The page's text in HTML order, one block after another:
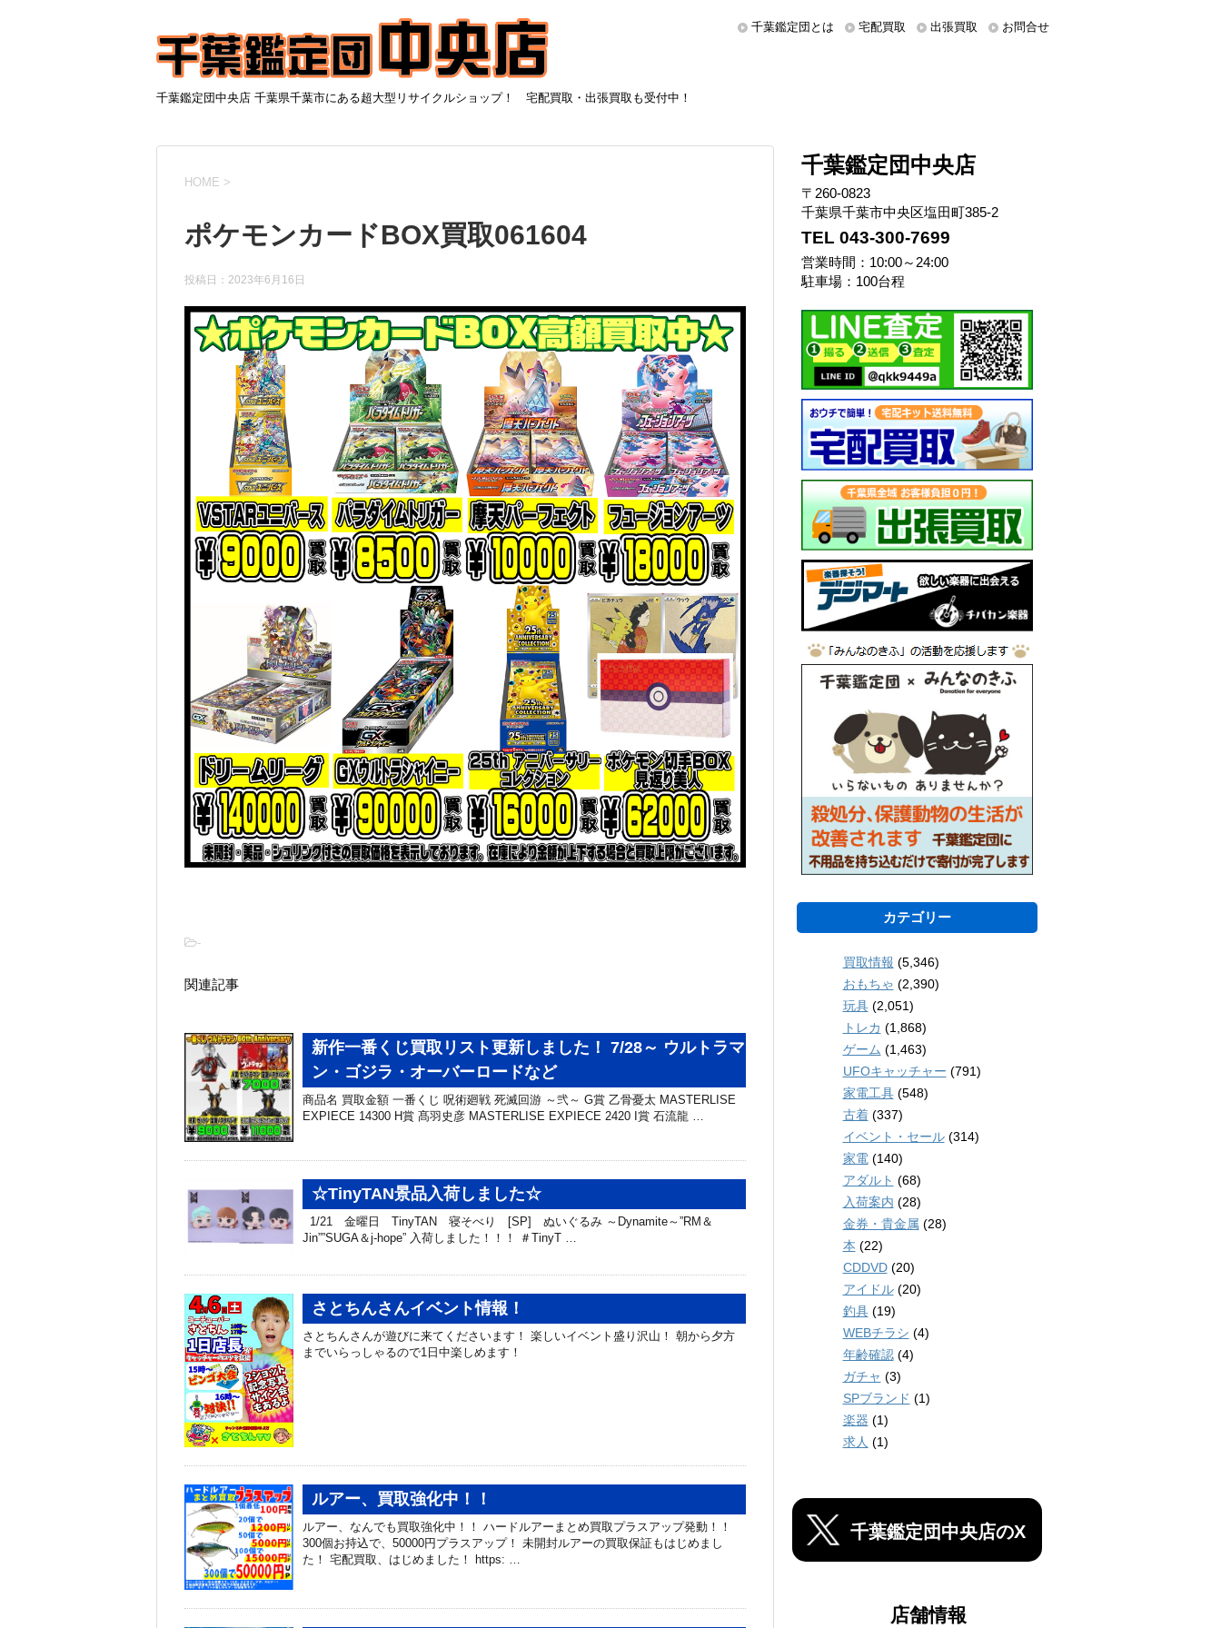
千葉鑑定団中央店 千葉県千葉市にある超大型リサイクルショップ！ 宅配買取・出張買取も受付中！
千葉鑑定団とは 宅配買取 出張買取 お問合せ
HOME >
ポケモンカードBOX買取061604
投稿日： 2023年6月16日
-
関連記事
新作一番くじ買取リスト更新しました！ 7/28～ ウルトラマ
ン・ゴジラ・オーバーロードなど
商品名 買取金額 一番くじ 呪術廻戦 死滅回游 ～弐～ G賞 乙骨憂太 MASTERLISE
EXPIECE 14300 H賞 髙羽史彦 MASTERLISE EXPIECE 2420 I賞 石流龍 …
☆TinyTAN景品入荷しました☆
1/21 金曜日 TinyTAN 寝そべり [SP] ぬいぐるみ ～Dynamite～”RM＆
Jin””SUGA＆j‐hope” 入荷しました！！！ ＃TinyT …
さとちんさんイベント情報！
さとちんさんが遊びに来てくださいます！ 楽しいイベント盛り沢山！ 朝から夕方
までいらっしゃるので1日中楽しめます！
ルアー、買取強化中！！
ルアー、なんでも買取強化中！！ ハードルアーまとめ買取プラスアップ発動！！
300個お持込で、50000円プラスアップ！ 未開封ルアーの買取保証もはじめまし
た！ 宅配買取、はじめました！ https: …
千葉鑑定団中央店
〒260-0823
千葉県千葉市中央区塩田町385-2
TEL 043-300-7699
営業時間：10:00～24:00
駐車場：100台程
カテゴリー
買取情報 (5,346)
おもちゃ (2,390)
玩具(2,051)
トレカ (1,868)
ゲーム (1,463)
UFOキャッチャー (791)
家電工具(548)
古着(337)
イベント・セール(314)
家電(140)
アダルト (68)
入荷案内 (28)
金券・貴金属 (28)
本 (22)
CDDVD(20)
アイドル(20)
釣具(19)
WEBチラシ (4)
年齢確認(4)
ガチャ (3)
SPブランド (1)
楽器 (1)
求人 (1)
千葉鑑定団中央店のX
店舗情報